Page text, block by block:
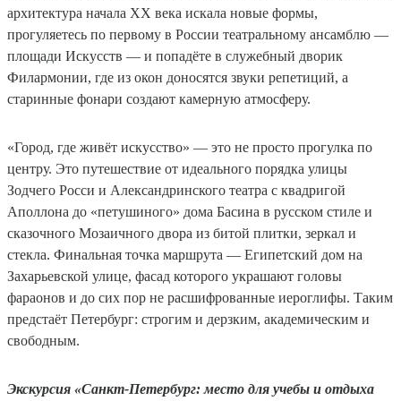
архитектура начала XX века искала новые формы,
прогуляетесь по первому в России театральному ансамблю —
площади Искусств — и попадёте в служебный дворик
Филармонии, где из окон доносятся звуки репетиций, а
старинные фонари создают камерную атмосферу.
«Город, где живёт искусство» — это не просто прогулка по
центру. Это путешествие от идеального порядка улицы
Зодчего Росси и Александринского театра с квадригой
Аполлона до «петушиного» дома Басина в русском стиле и
сказочного Мозаичного двора из битой плитки, зеркал и
стекла. Финальная точка маршрута — Египетский дом на
Захарьевской улице, фасад которого украшают головы
фараонов и до сих пор не расшифрованные иероглифы. Таким
предстаёт Петербург: строгим и дерзким, академическим и
свободным.
Экскурсия «Санкт-Петербург: место для учебы и отдыха